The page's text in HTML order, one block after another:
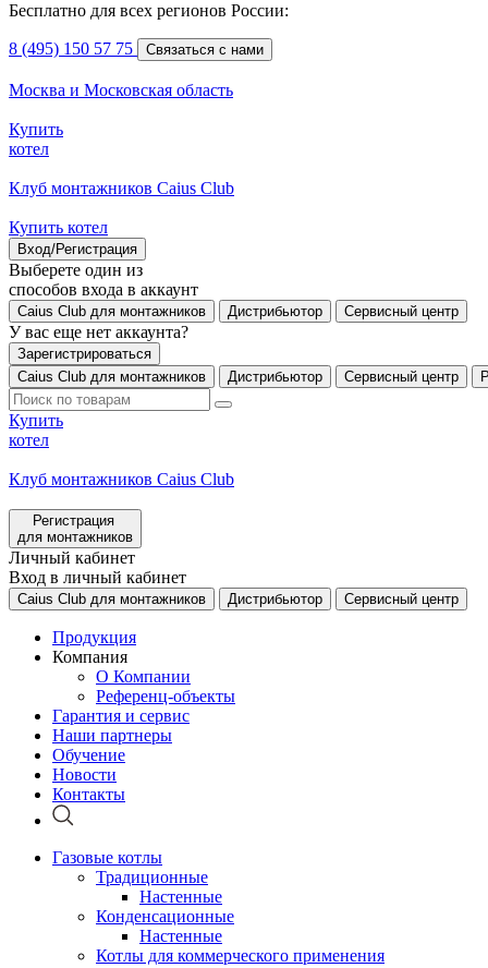
Бесплатно для всех регионов России:
8 (495) 150 57 75 Связаться с нами
Москва и Московская область
Купить
котел
Клуб монтажников Caius Club
Купить котел
Вход/Регистрация
Выберете один из
способов входа в аккаунт
Caius Club для монтажников Дистрибьютор Сервисный центр
У вас еще нет аккаунта?
Зарегистрироваться
Caius Club для монтажников
Дистрибьютор Сервисный центр
Купить
котел
Клуб монтажников Caius Club
Регистрация
для монтажников
Личный кабинет
Вход в личный кабинет
Caius Club для монтажников Дистрибьютор Сервисный центр
Продукция
Компания
О Компании
Референц-объекты
Гарантия и сервис
Наши партнеры
Обучение
Новости
Контакты
Газовые котлы
Традиционные
Настенные
Конденсационные
Настенные
Котлы для коммерческого применения